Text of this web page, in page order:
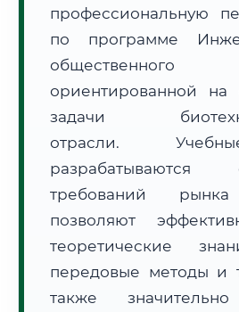
🗺️ Зона обслуживания: г. Казань
Расчет логистики оригиналов:
• Маршрут транзита:
• Экспресс-доставка СДЭК / Почтой:
3–5
📜 Документы и аккредитация
🔍Нажмите на документ для
профессиональную
по программе
ориентированной на
задачи
отрасли.
требований
позволяют
теоретические
передовые методы и
также